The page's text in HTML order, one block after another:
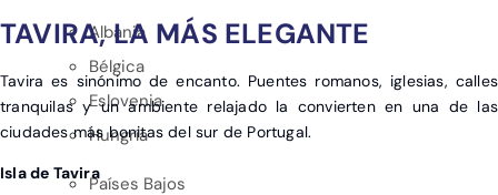
Albania
Bélgica
Eslovenia
Hungría
Países Bajos
TAVIRA, LA MÁS ELEGANTE
Tavira es sinónimo de encanto. Puentes romanos, iglesias, calles
tranquilas y un ambiente relajado la convierten en una de las
ciudades más bonitas del sur de Portugal.
Isla de Tavira